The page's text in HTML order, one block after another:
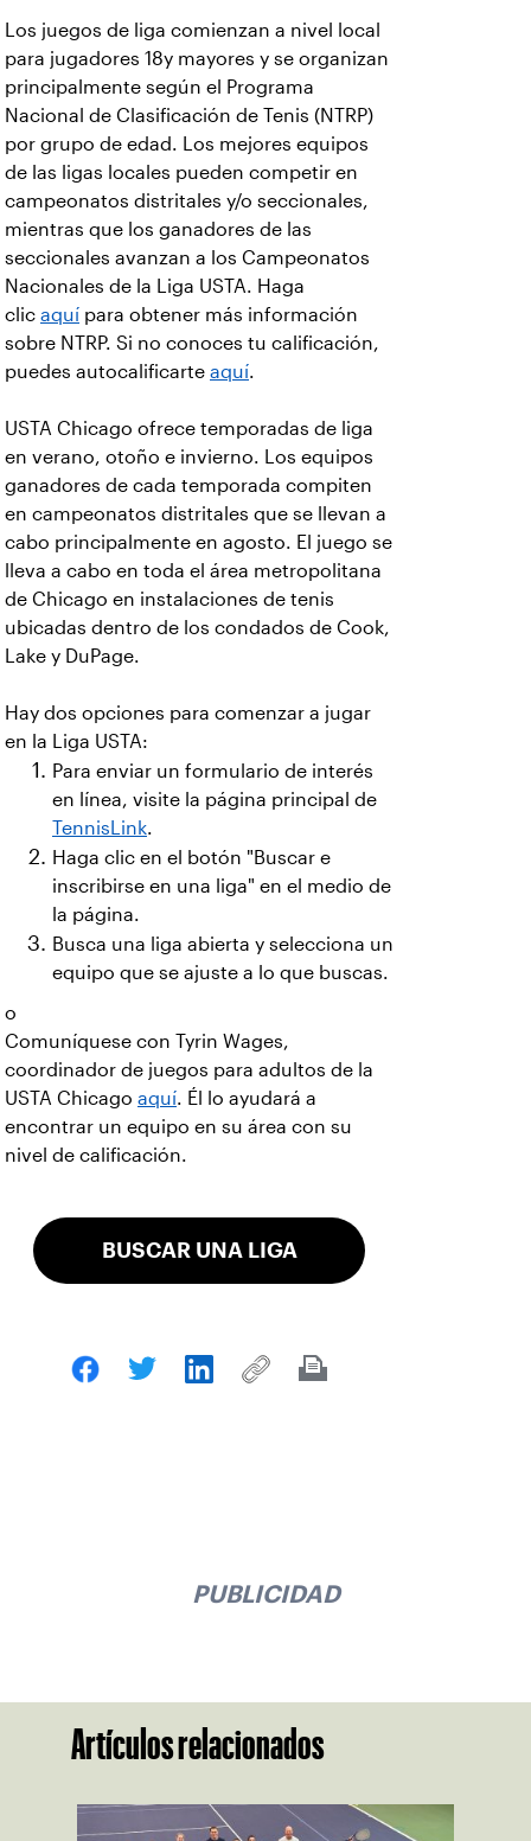
Los juegos de liga comienzan a nivel local
para jugadores 18y mayores y se organizan
principalmente según el Programa
Nacional de Clasificación de Tenis (NTRP)
por grupo de edad. Los mejores equipos
de las ligas locales pueden competir en
campeonatos distritales y/o seccionales,
mientras que los ganadores de las
seccionales avanzan a los Campeonatos
Nacionales de la Liga USTA. Haga
clic aquí para obtener más información
sobre NTRP. Si no conoces tu calificación,
puedes autocalificarte aquí.
USTA Chicago ofrece temporadas de liga
en verano, otoño e invierno. Los equipos
ganadores de cada temporada compiten
en campeonatos distritales que se llevan a
cabo principalmente en agosto. El juego se
lleva a cabo en toda el área metropolitana
de Chicago en instalaciones de tenis
ubicadas dentro de los condados de Cook,
Lake y DuPage.
Hay dos opciones para comenzar a jugar
en la Liga USTA:
Para enviar un formulario de interés
en línea, visite la página principal de
TennisLink.
Haga clic en el botón "Buscar e
inscribirse en una liga" en el medio de
la página.
Busca una liga abierta y selecciona un
equipo que se ajuste a lo que buscas.
o
Comuníquese con Tyrin Wages,
coordinador de juegos para adultos de la
USTA Chicago aquí. Él lo ayudará a
encontrar un equipo en su área con su
nivel de calificación.
BUSCAR UNA LIGA
PUBLICIDAD
Artículos relacionados